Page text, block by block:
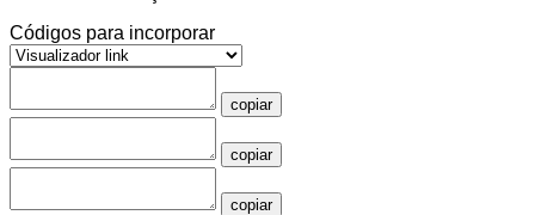
Códigos para incorporar
copiar
copiar
copiar